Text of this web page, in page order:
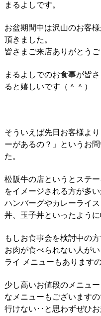
まるよしです。
お盆期間中は沢山のお客
頂きました。
皆さまご来店ありがとう
まるよしでのお食事が皆
ると嬉しいです（＾＾）
そういえば先日お客様よ
ーがあるの？」というお
た。
松阪牛の店というとステ
をイメージされる方が多
ハンバーグやカレーライ
丼、玉子丼といったよう
もしお食事会を検討中の
お肉が食べられない人が
ライ メニューもあります
少し高いお値段のメニュ
なメニューもございます
行けない･･と思わずぜひお